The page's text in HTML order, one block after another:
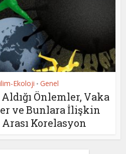
Ekoloji • Genel
Önlemler, Vaka
ve Bunlara İlişkin
Korelasyon